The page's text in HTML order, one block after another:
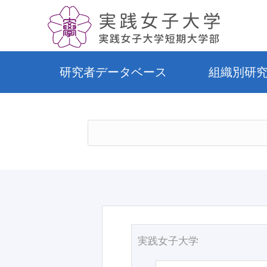
研究者データベース 組織別研
実践女子大学